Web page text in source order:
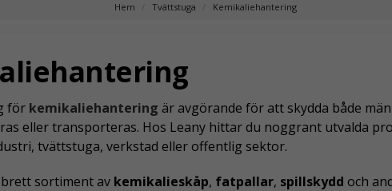
Hem Tvättstuga Kemikaliehantering
för kemikaliehantering är avgörande för att skydda både
eller transporteras. Hos Leany hittar du noggrant utvalda
tvättstuga, verkstad eller offentlig sektor.
sortiment av kemikalieskåp, fatpallar, spillskydd och